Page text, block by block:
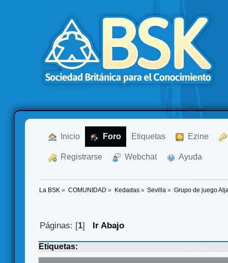
Inicio Foro Etiquetas Ezine
Registrarse Webchat Ayuda
La BSK » COMUNIDAD » Kedadas» Sevilla » Grupo de juego
Páginas: [1] Ir Abajo
Etiquetas: